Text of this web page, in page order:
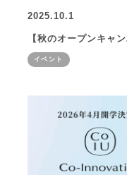
2025.10.1
【秋のオープンキャ
イベント